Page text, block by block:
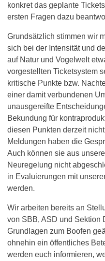
konkret das geplante
ersten Fragen dazu
Grundsätzlich stimmen wir
sich bei der Intensität und
auf Natur und Vogelwelt
vorgestellten Ticketsystem
kritische Punkte bzw.
einer damit verbundenen
unausgereifte
Bekundung für
diesen Punkten derzeit
Meldungen haben die
Auch können sie aus
Neuregelung nicht
in Evaluierungen mit
werden.
Wir arbeiten bereits an
von SBB, ASD und Sektion
Grundlagen zum Boofen
ohnehin ein öffentliches
werden euch informieren,